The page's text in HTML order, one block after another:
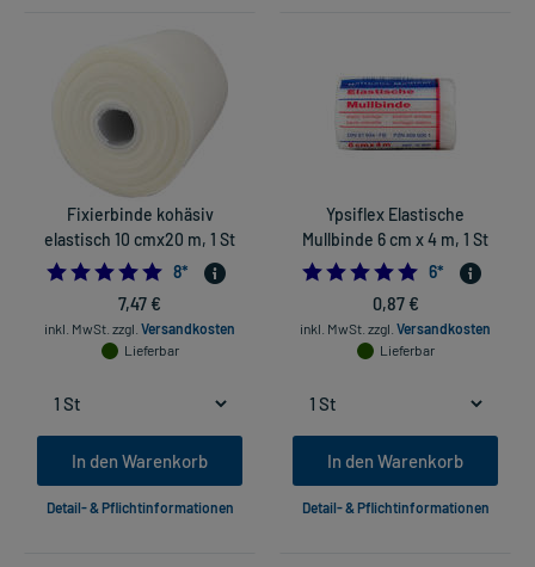
Fixierbinde kohäsiv
elastisch 10 cmx20 m, 1 St
5.0
8*
7,47 €
inkl. MwSt. zzgl. Versandkosten
Lieferbar
In den Warenkorb
Detail- & Pflichtinformationen
Ypsiflex Elastische
Mullbinde 6 cm x 4 m, 1 St
5.0
6*
0,87 €
inkl. MwSt. zzgl. Versandkosten
Lieferbar
In den Warenkorb
Detail- & Pflichtinformationen